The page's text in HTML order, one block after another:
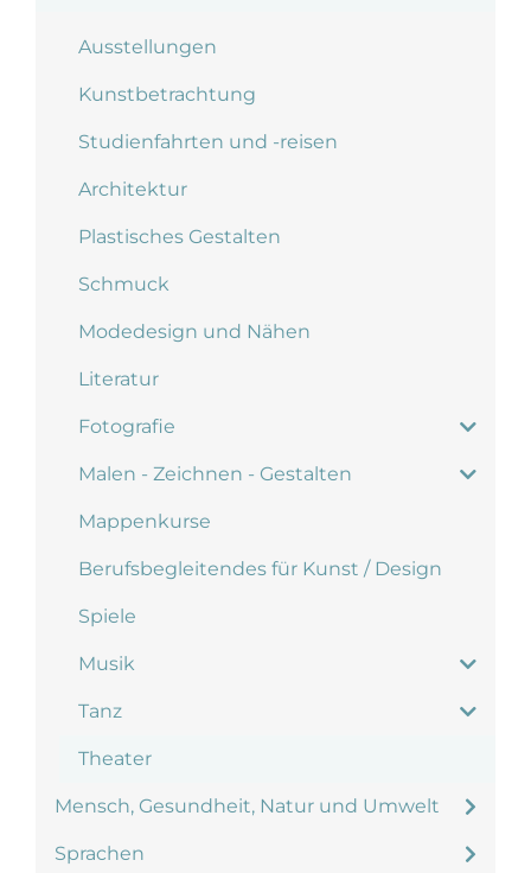
Ausstellungen
Kunstbetrachtung
Studienfahrten und -reisen
Architektur
Plastisches Gestalten
Schmuck
Modedesign und Nähen
Literatur
Fotografie
Malen - Zeichnen - Gestalten
Mappenkurse
Berufsbegleitendes für Kunst / Design
Spiele
Musik
Tanz
Theater
Mensch, Gesundheit, Natur und Umwelt
Sprachen